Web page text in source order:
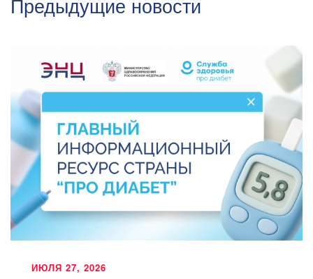
ИЮЛЯ 27, 2026